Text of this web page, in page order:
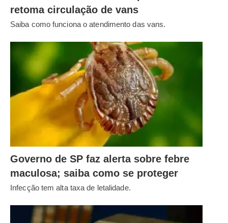
retoma circulação de vans
Saiba como funciona o atendimento das vans.
Governo de SP faz alerta sobre febre
maculosa; saiba como se proteger
Infecção tem alta taxa de letalidade.